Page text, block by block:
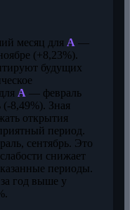
месяц для A —
(+8,23%).
будущих
A — февраль
8,49%). Зная
открытия
период.
сентябрь. Это
снижает
периоды.
год выше у